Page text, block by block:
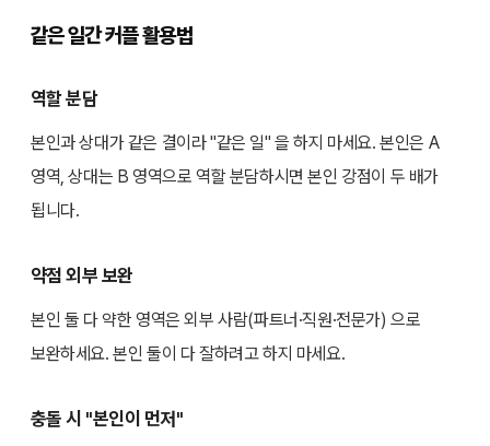
같은 일간 커플 활용법
역할 분담
본인과 상대가 같은 결이라 "같은 일" 을 하지 마세요. 본인은 A
영역, 상대는 B 영역으로 역할 분담하시면 본인 강점이 두 배가
됩니다.
약점 외부 보완
본인 둘 다 약한 영역은 외부 사람(파트너·직원·전문가) 으로
보완하세요. 본인 둘이 다 잘하려고 하지 마세요.
충돌 시 "본인이 먼저"